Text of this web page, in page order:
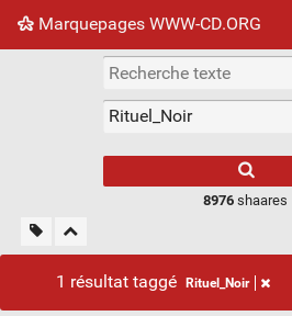
Marquepages WWW-CD.ORG
Nuage de tags Mur d'images
8976 shaares
1 résultat taggé Rituel_Noir